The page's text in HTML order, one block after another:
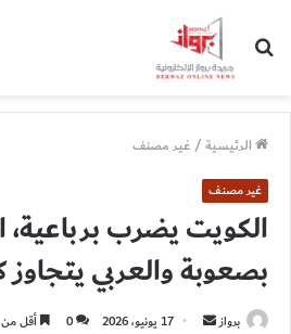
الرئيسية/غير مصنف
غير مصنف
الكويت يضرب برباعية،
بصعوبة والعربي
برواز
أرسل 17 يونيو، 2026 0 أقل من